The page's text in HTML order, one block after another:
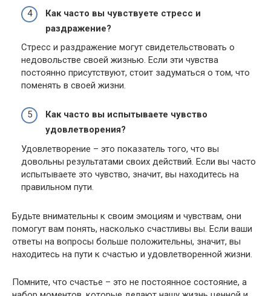
Как часто вы чувствуете стресс и
раздражение?
Стресс и раздражение могут свидетельствовать о
недовольстве своей жизнью. Если эти чувства
постоянно присутствуют, стоит задуматься о том, что
поменять в своей жизни.
Как часто вы испытываете чувство
удовлетворения?
Удовлетворение – это показатель того, что вы
довольны результатами своих действий. Если вы часто
испытываете это чувство, значит, вы находитесь на
правильном пути.
Будьте внимательны к своим эмоциям и чувствам, они
помогут вам понять, насколько счастливы вы. Если ваши
ответы на вопросы больше положительны, значит, вы
находитесь на пути к счастью и удовлетворенной жизни.
Помните, что счастье – это не постоянное состояние, а